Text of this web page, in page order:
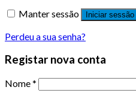
Manter sessão
Iniciar sessão
Perdeu a sua senha?
Registar nova conta
Nome*